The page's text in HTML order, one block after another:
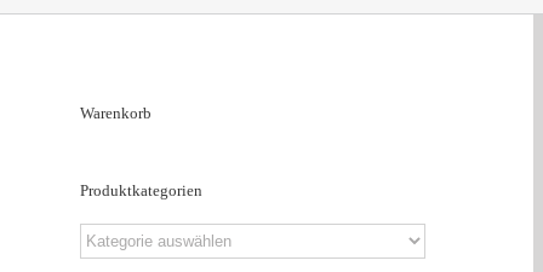
Warenkorb
Produktkategorien